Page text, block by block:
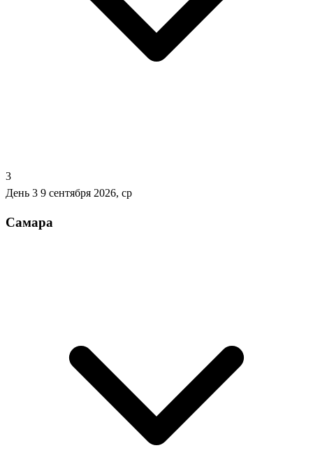
3
День 3 9 сентября 2026, ср
Самара